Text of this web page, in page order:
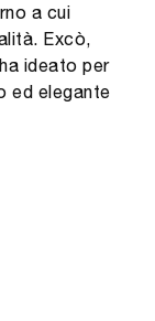
a cui
Excò,
ideato per
ed elegante